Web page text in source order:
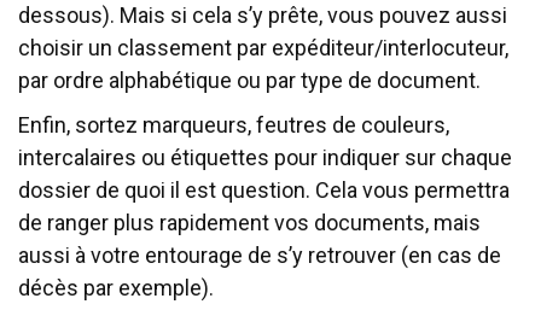
dessous). Mais si cela s’y prête, vous pouvez aussi
choisir un classement par expéditeur/interlocuteur,
par ordre alphabétique ou par type de document.
Enfin, sortez marqueurs, feutres de couleurs,
intercalaires ou étiquettes pour indiquer sur chaque
dossier de quoi il est question. Cela vous permettra
de ranger plus rapidement vos documents, mais
aussi à votre entourage de s’y retrouver (en cas de
décès par exemple).